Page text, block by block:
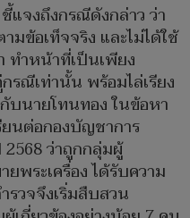
แจงถึงกรณีดังกล่าว ว่า
ข้อเท็จจริง และไม่ได้ใช้
ทำหน้าที่เป็นเพียง
รณีเท่านั้น พร้อมไล่เรียง
บนายโทนทอง ในข้อหา
ยนต่อกองบัญชาการ
ว่าถูกกลุ่มผู้
พระเครื่อง ได้รับความ
รวจจึงเริ่มสืบสวน